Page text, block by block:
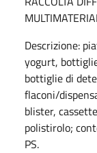
Descrizione:
yogurt,
bottiglie di
flaconi/
blister,
polistirolo;
PS.